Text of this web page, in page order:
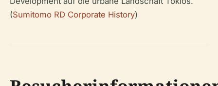
(Sumitomo RD Corporate History)